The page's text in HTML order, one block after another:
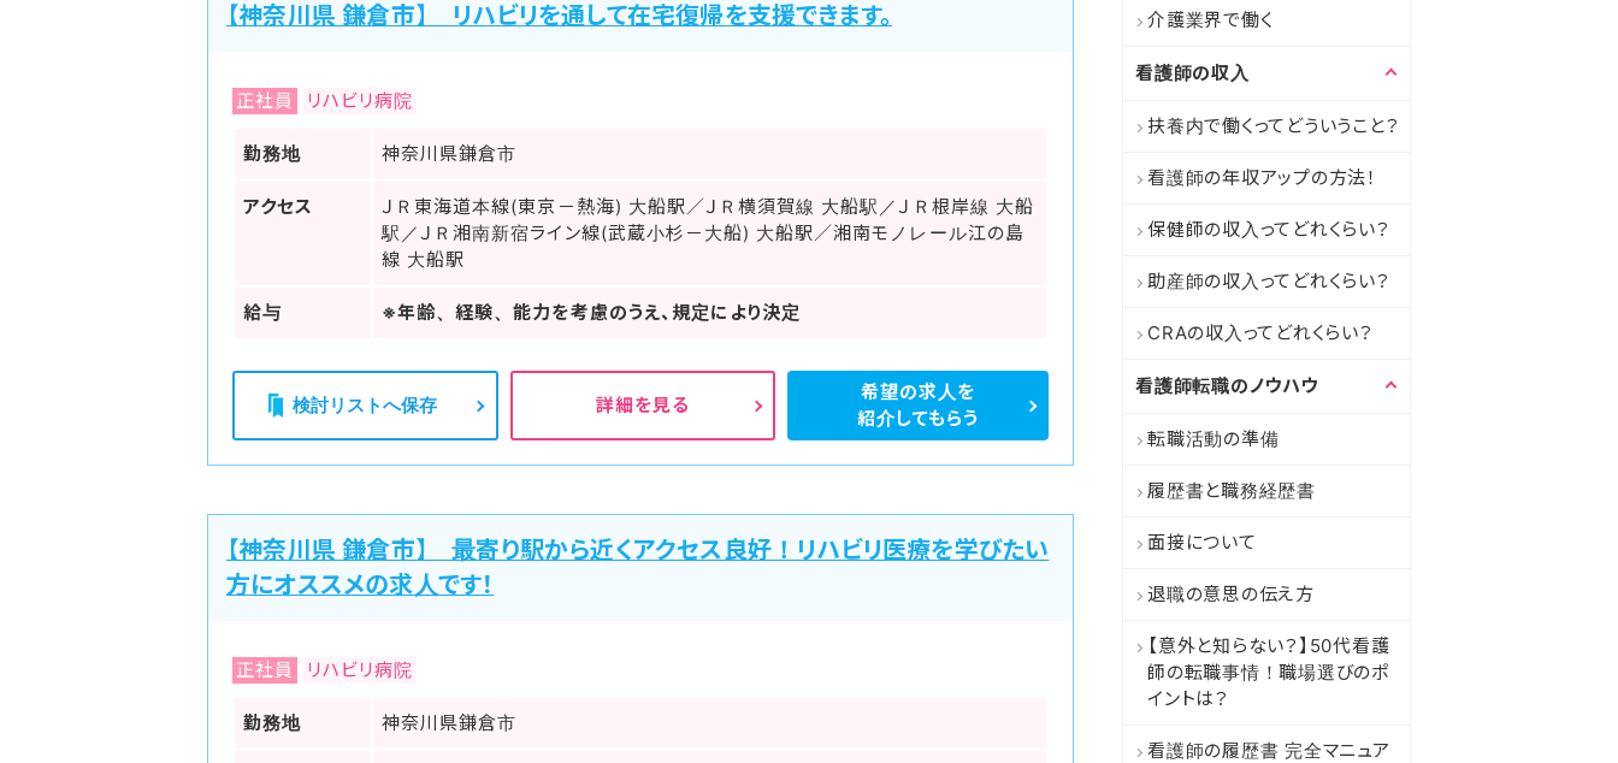
【神奈川県 鎌倉市】 リハビリを通して在宅復帰を支援できます。
正社員 リハビリ病院
勤務地 神奈川県鎌倉市
アクセス
ＪＲ東海道本線(東京－熱海) 大船駅／ＪＲ横須賀線 大船駅／ＪＲ根岸線 大船
駅／ＪＲ湘南新宿ライン線(武蔵小杉－大船) 大船駅／湘南モノレール江の島
線 大船駅
給与 ※年齢、経験、能力を考慮のうえ、規定により決定
検討リストへ保存 詳細を見る
希望の求人を
紹介してもらう
【神奈川県 鎌倉市】 最寄り駅から近くアクセス良好！リハビリ医療を学びたい
方にオススメの求人です！
正社員 リハビリ病院
勤務地 神奈川県鎌倉市
介護業界で働く
看護師の収入
扶養内で働くってどういうこと？
看護師の年収アップの方法！
保健師の収入ってどれくらい？
助産師の収入ってどれくらい？
CRAの収入ってどれくらい？
看護師転職のノウハウ
転職活動の準備
履歴書と職務経歴書
面接について
退職の意思の伝え方
【意外と知らない？】50代看護
師の転職事情！職場選びのポ
イントは？
看護師の履歴書 完全マニュア